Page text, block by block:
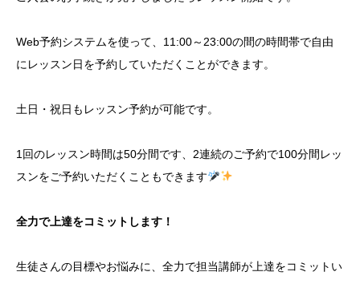
Web予約システムを使って、11:00～23:00の間の時間帯で自由
にレッスン日を予約していただくことができます。
土日・祝日もレッスン予約が可能です。
1回のレッスン時間は50分間です、2連続のご予約で100分間レッ
スンをご予約いただくこともできます
全力で上達をコミットします！
生徒さんの目標やお悩みに、全力で担当講師が上達をコミットい